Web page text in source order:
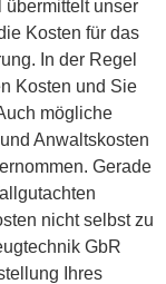
übermittelt unser
Kosten für das
In der Regel
Kosten und Sie
mögliche
Anwaltskosten
Gerade
nicht selbst zu
GbR
Ihres